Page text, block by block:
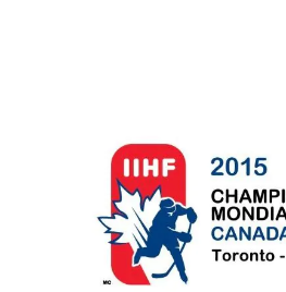
Молодежная
вышла в
Мира
Молодежная сборная России
выступают воспитанники